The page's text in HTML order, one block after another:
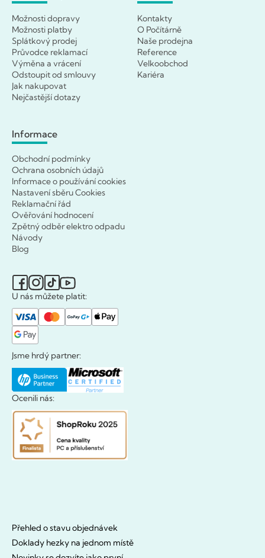
Možnosti dopravy
Možnosti platby
Splátkový prodej
Průvodce reklamací
Výměna a vrácení
Odstoupit od smlouvy
Jak nakupovat
Nejčastější dotazy
Kontakty
O Počítárně
Naše prodejna
Reference
Velkoobchod
Kariéra
Informace
Obchodní podmínky
Ochrana osobních údajů
Informace o používání cookies
Nastavení sběru Cookies
Reklamační řád
Ověřování hodnocení
Zpětný odběr elektro odpadu
Návody
Blog
U nás můžete platit:
Jsme hrdý partner:
Ocenili nás:
Přehled o stavu objednávek
Doklady hezky na jednom místě